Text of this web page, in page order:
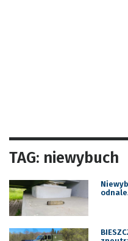
TAG: niewybuch